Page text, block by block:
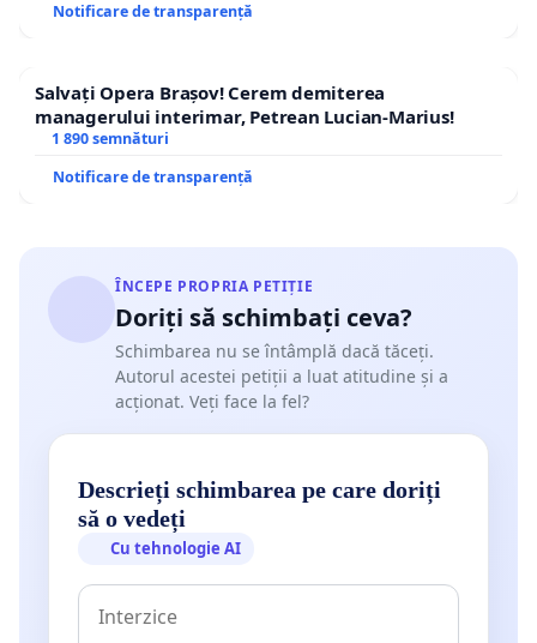
Notificare de transparență
Salvați Opera Brașov! Cerem demiterea
managerului interimar, Petrean Lucian-Marius!
1 890 semnături
Notificare de transparență
ÎNCEPE PROPRIA PETIȚIE
Doriți să schimbați ceva?
Schimbarea nu se întâmplă dacă tăceți.
Autorul acestei petiții a luat atitudine și a
acționat. Veți face la fel?
Descrieți schimbarea pe care doriți
să o vedeți
Cu tehnologie AI